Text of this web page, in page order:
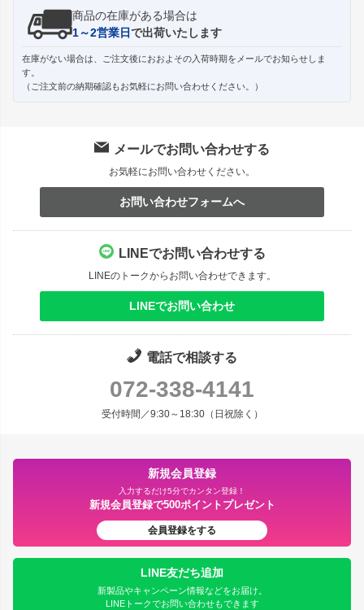
商品の在庫がある場合は
1～2営業日で出荷いたします
在庫がない場合は、ご注文後におおよその入荷時期をメールでお知らせしま
す。
（ご注文前の納期確認もお気軽にお問い合わせください。）
メールでお問い合わせする
お気軽にお問い合わせください。
お問い合わせフォームへ
LINEでお問い合わせする
LINEのトークからお問い合わせできます。
LINEでお問い合わせ
電話で相談する
072-338-4141
受付時間／9:30～18:30（日祝除く）
新規会員登録
入力するだけ5分でカンタン登録！
新規会員登録で500ポイントプレゼント
会員登録をする
LINE友だち追加
新製品やキャンペーン情報などをお届け。
LINEトークでお問い合わせもできます